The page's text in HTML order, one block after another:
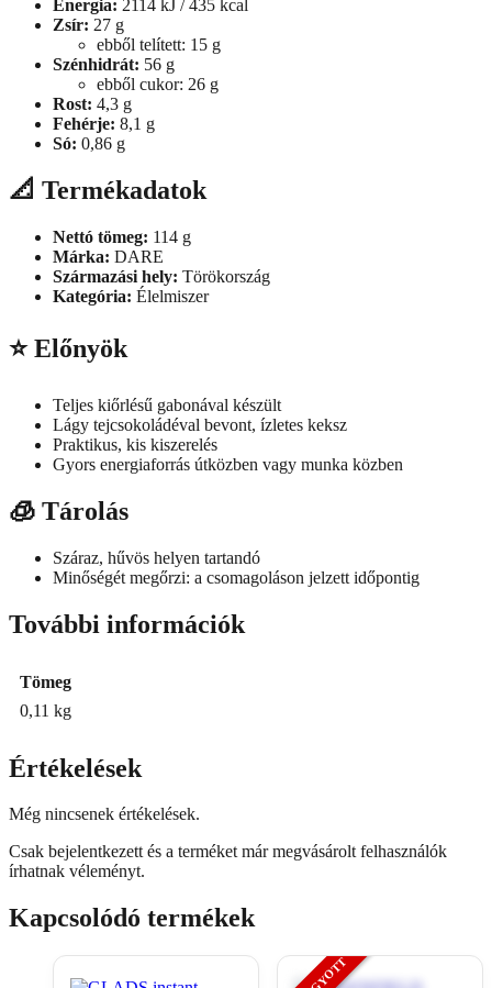
Energia: 2114 kJ / 435 kcal
Zsír: 27 g
ebből telített: 15 g
Szénhidrát: 56 g
ebből cukor: 26 g
Rost: 4,3 g
Fehérje: 8,1 g
Só: 0,86 g
📐 Termékadatok
Nettó tömeg: 114 g
Márka: DARE
Származási hely: Törökország
Kategória: Élelmiszer
⭐Előnyök
Teljes kiőrlésű gabonával készült
Lágy tejcsokoládéval bevont, ízletes keksz
Praktikus, kis kiszerelés
Gyors energiaforrás útközben vagy munka közben
🧊 Tárolás
Száraz, hűvös helyen tartandó
Minőségét megőrzi: a csomagoláson jelzett időpontig
További információk
Tömeg
0,11 kg
Értékelések
Még nincsenek értékelések.
Csak bejelentkezett és a terméket már megvásárolt felhasználók
írhatnak véleményt.
Kapcsolódó termékek